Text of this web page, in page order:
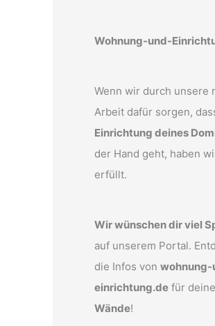
Wohnung-und-
Wenn wir durch unsere
Arbeit dafür sorgen,
Einrichtung deines
der Hand geht, haben
erfüllt.
Wir wünschen dir viel
auf unserem Portal.
die Infos von wohnung-
einrichtung.de für deine
Wände!